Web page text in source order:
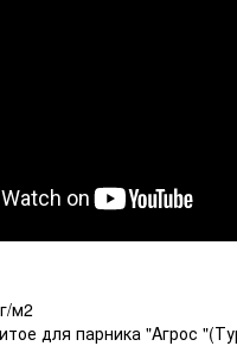
м2
для парника "Aгрос